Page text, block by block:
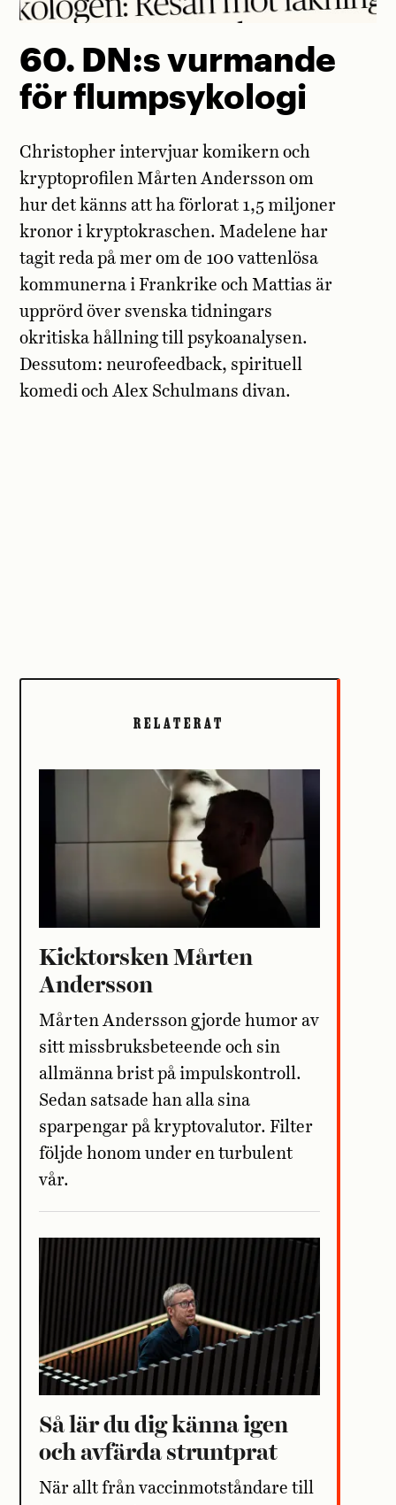
60. DN:s vurmande
för flumpsykologi
Christopher intervjuar komikern och
kryptoprofilen Mårten Andersson om
hur det känns att ha förlorat 1,5 miljoner
kronor i kryptokraschen. Madelene har
tagit reda på mer om de 100 vattenlösa
kommunerna i Frankrike och Mattias är
upprörd över svenska tidningars
okritiska hållning till psykoanalysen.
Dessutom: neurofeedback, spirituell
komedi och Alex Schulmans divan.
RELATERAT
Kicktorsken Mårten
Andersson
Mårten Andersson gjorde humor av
sitt missbruksbeteende och sin
allmänna brist på impulskontroll.
Sedan satsade han alla sina
sparpengar på kryptovalutor. Filter
följde honom under en turbulent
vår.
Så lär du dig känna igen
och avfärda struntprat
När allt från vaccinmotståndare till